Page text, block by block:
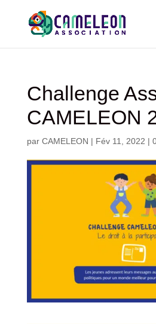
Challenge
CAMELEON
par CAMELEON | Fév 11, 2022 |